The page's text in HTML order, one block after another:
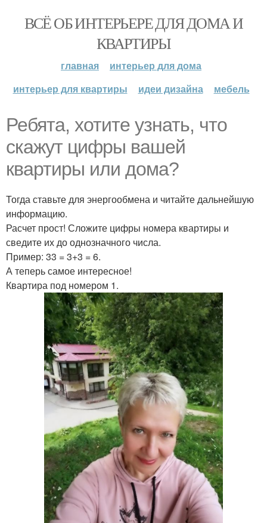
ВСЁ ОБ ИНТЕРЬЕРЕ ДЛЯ ДОМА И
КВАРТИРЫ
главная
интерьер для дома
интерьер для квартиры
идеи дизайна мебель
Ребята, хотите узнать, что
скажут цифры вашей
квартиры или дома?
Тогда ставьте для энергообмена и читайте дальнейшую
информацию.
Расчет прост! Сложите цифры номера квартиры и
сведите их до однозначного числа.
Пример: 33 = 3+3 = 6.
А теперь самое интересное!
Квартира под номером 1.